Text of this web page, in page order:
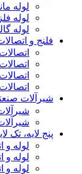
لوله
لوله
لوله
فلنج و
شیرآلات
پنج لایه، تک
لوله و
لوله و
لوله و